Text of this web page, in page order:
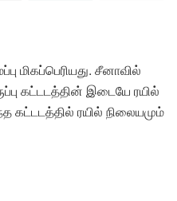
மிகப்பெரியது. சீனாவில்
கட்டடத்தின் இடையே ரயில்
ரயில் நிலையமும்